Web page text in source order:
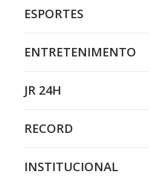
ESPORTES
ENTRETENIMENTO
JR 24H
RECORD
INSTITUCIONAL